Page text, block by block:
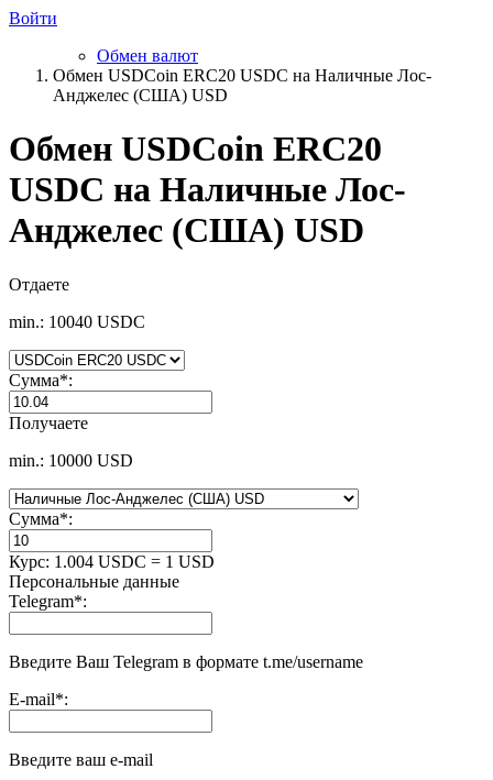
Войти
Обмен валют
Обмен USDCoin ERC20 USDC на Наличные Лос-
Анджелес (США) USD
Обмен USDCoin ERC20
USDC на Наличные Лос-
Анджелес (США) USD
Отдаете
min.: 10040 USDC
Сумма*:
Получаете
min.: 10000 USD
Сумма*:
Курс: 1.004 USDC = 1 USD
Персональные данные
Telegram*:
Введите Ваш Telegram в формате t.me/username
E-mail*:
Введите ваш e-mail